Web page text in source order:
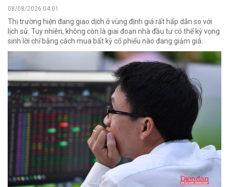
08/08/2026 04:01
Thị trường hiện đang giao dịch ở vùng định giá rất hấp dẫn so với
lịch sử. Tuy nhiên, không còn là giai đoạn nhà đầu tư có thể kỳ vọng
sinh lời chỉ bằng cách mua bất kỳ cổ phiếu nào đang giảm giá.